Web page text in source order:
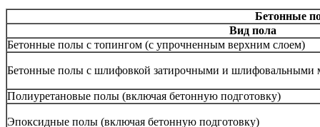
Бетонные
Вид пола
Бетонные полы с топингом (с упрочненным верхним слоем)
Бетонные полы с шлифовкой затирочными и шлифовальными
Полиуретановые полы (включая бетонную подготовку)
Эпоксидные полы (включая бетонную подготовку)